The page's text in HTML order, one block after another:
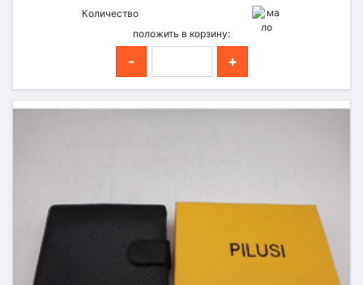
Количество
положить в корзину:
- +